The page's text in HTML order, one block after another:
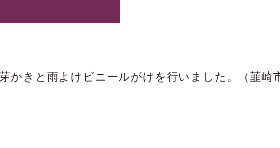
かきと雨よけビニールがけを行いました。（韮崎